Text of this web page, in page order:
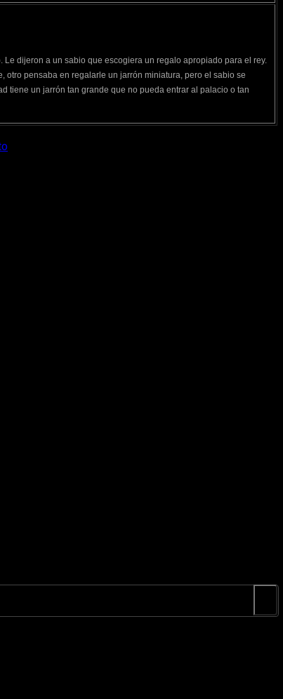
Le dijeron a un sabio que escogiera un regalo apropiado para el rey.
otro pensaba en regalarle un jarrón miniatura, pero el sabio se
tiene un jarrón tan grande que no pueda entrar al palacio o tan